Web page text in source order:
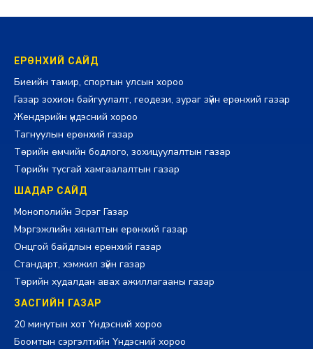
ЕРӨНХИЙ САЙД
Биеийн тамир, спортын улсын хороо
Газар зохион байгуулалт, геодези, зураг зүйн ерөнхий газар
Жендэрийн үндэсний хороо
Тагнуулын ерөнхий газар
Төрийн өмчийн бодлого, зохицуулалтын газар
Төрийн тусгай хамгаалалтын газар
ШАДАР САЙД
Монополийн Эсрэг Газар
Мэргэжлийн хяналтын ерөнхий газар
Онцгой байдлын ерөнхий газар
Стандарт, хэмжил зүйн газар
Төрийн худалдан авах ажиллагааны газар
ЗАСГИЙН ГАЗАР
20 минутын хот Үндэсний хороо
Боомтын сэргэлтийн Үндэсний хороо